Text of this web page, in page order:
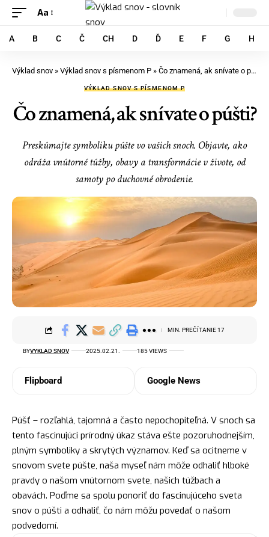
Aa
A B C Č CH D Ď E F G H
Výklad snov » Výklad snov s písmenom P » Čo znamená, ak snívate o púšti?
VÝKLAD SNOV S PÍSMENOM P
Čo znamená, ak snívate o púšti?
Preskúmajte symboliku púšte vo vašich snoch. Objavte, ako
odráža vnútorné túžby, obavy a transformácie v živote, od
samoty po duchovné obrodenie.
BYVYKLAD SNOV 2025.02.21. 185 VIEWS
MIN. PREČÍTANIE 17
Flipboard Google News
Púšť – rozľahlá, tajomná a často nepochopiteľná. V snoch sa
tento fascinujúci prírodný úkaz stáva ešte pozoruhodnejším,
plným symboliky a skrytých významov. Keď sa ocitneme v
snovom svete púšte, naša myseľ nám môže odhaliť hlboké
pravdy o našom vnútornom svete, našich túžbach a
obavách. Poďme sa spolu ponoriť do fascinujúceho sveta
snov o púšti a odhaliť, čo nám môžu povedať o našom
podvedomí.